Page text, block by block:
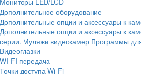
Мониторы LED/LCD
Дополнительное оборудование
Дополнительные опции и аксессуары к
Дополнительные опции и аксессуары к
серии. Муляжи видеокамер Программы
Видеоглазки
WI-FI передача
Точки доступа Wi-Fi